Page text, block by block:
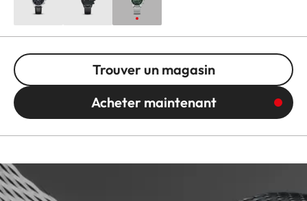
Trouver un magasin
Acheter maintenant